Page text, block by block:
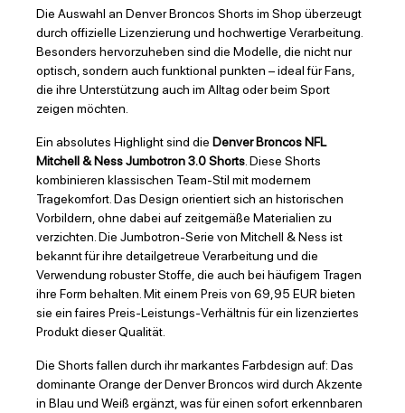
Die Auswahl an Denver Broncos Shorts im Shop überzeugt
durch offizielle Lizenzierung und hochwertige Verarbeitung.
Besonders hervorzuheben sind die Modelle, die nicht nur
optisch, sondern auch funktional punkten – ideal für Fans,
die ihre Unterstützung auch im Alltag oder beim Sport
zeigen möchten.
Ein absolutes Highlight sind die Denver Broncos NFL
Mitchell & Ness Jumbotron 3.0 Shorts. Diese Shorts
kombinieren klassischen Team-Stil mit modernem
Tragekomfort. Das Design orientiert sich an historischen
Vorbildern, ohne dabei auf zeitgemäße Materialien zu
verzichten. Die Jumbotron-Serie von Mitchell & Ness ist
bekannt für ihre detailgetreue Verarbeitung und die
Verwendung robuster Stoffe, die auch bei häufigem Tragen
ihre Form behalten. Mit einem Preis von 69,95 EUR bieten
sie ein faires Preis-Leistungs-Verhältnis für ein lizenziertes
Produkt dieser Qualität.
Die Shorts fallen durch ihr markantes Farbdesign auf: Das
dominante Orange der Denver Broncos wird durch Akzente
in Blau und Weiß ergänzt, was für einen sofort erkennbaren